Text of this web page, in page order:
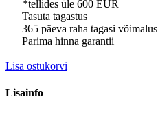
*tellides üle 600 EUR
Tasuta tagastus
365 päeva raha tagasi võimalus
Parima hinna garantii
Lisa ostukorvi
Lisainfo